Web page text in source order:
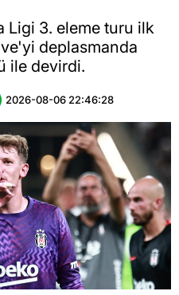
Ligi 3. eleme turu ilk
deplasmanda
ile devirdi.
2026-08-06 22:46:28